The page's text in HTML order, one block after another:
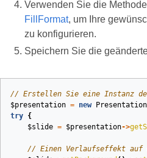
Verwenden Sie die Methode
FillFormat, um Ihre
zu konfigurieren.
Speichern Sie die
// Erstellen Sie eine Instanz
$presentation = new Presentation
try {
$slide = $presentation->
// Einen Verlaufseffekt auf